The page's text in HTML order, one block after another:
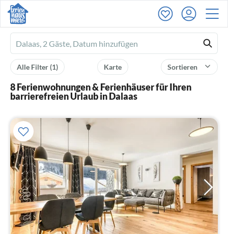
Ferienhausmiete
logo
Sortieren
Karte
Alle Filter(1)
8 Ferienwohnungen & Ferienhäuser für Ihren
barrierefreien Urlaub in Dalaas